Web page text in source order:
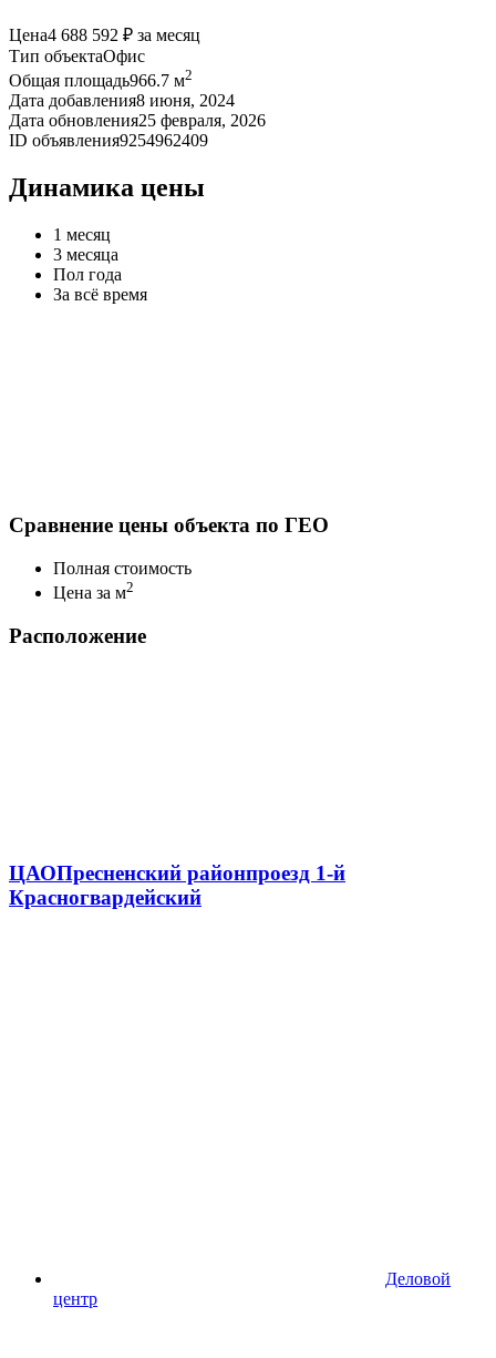
Цена4 688 592 ₽ за месяц
Тип объектаОфис
Общая площадь966.7 м2
Дата добавления8 июня, 2024
Дата обновления25 февраля, 2026
ID объявления9254962409
Динамика цены
1 месяц
3 месяца
Пол года
За всё время
Сравнение цены объекта по ГЕО
Полная стоимость
Цена за м2
Расположение
ЦАОПресненский районпроезд 1-й
Красногвардейский
Деловой
центр